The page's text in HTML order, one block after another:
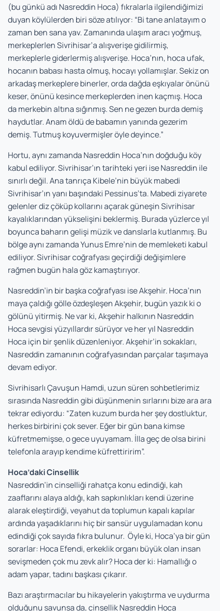
(bu günkü adı Nasreddin Hoca) fıkralarla ilgilendiğimizi
duyan köylülerden biri söze atılıyor: “Bi tane anlatayım o
zaman ben sana yav. Zamanında ulaşım aracı yoğmuş,
merkeplerlen Sivrihisar’a alışverişe gidilirmiş,
merkeplerle giderlermiş alışverişe. Hoca’nın, hoca ufak,
hocanın babası hasta olmuş, hocayı yollamışlar. Sekiz on
arkadaş merkeplere binerler, orda dağda eşkıyalar önünü
keser, önünü kesince merkeplerden inen kaçmış. Hoca
da merkebin altına sığınmış. Sen ne gezen burda demiş
haydutlar. Anam öldü de babamın yanında gezerim
demiş. Tutmuş koyuvermişler öyle deyince.”
Hortu, aynı zamanda Nasreddin Hoca’nın doğduğu köy
kabul ediliyor. Sivrihisar’ın tarihteki yeri ise Nasreddin ile
sınırlı değil. Ana tanrıça Kibele’nin büyük mabedi
Sivrihisar’ın yanı başındaki Pessinus’ta. Mabedi ziyarete
gelenler diz çöküp kollarını açarak güneşin Sivrihisar
kayalıklarından yükselişini beklermiş. Burada yüzlerce yıl
boyunca baharın gelişi müzik ve danslarla kutlanmış. Bu
bölge aynı zamanda Yunus Emre’nin de memleketi kabul
ediliyor. Sivrihisar coğrafyası geçirdiği değişimlere
rağmen bugün hala göz kamaştırıyor.
Nasreddin’in bir başka coğrafyası ise Akşehir. Hoca’nın
maya çaldığı gölle özdeşleşen Akşehir, bugün yazık ki o
gölünü yitirmiş. Ne var ki, Akşehir halkının Nasreddin
Hoca sevgisi yüzyıllardır sürüyor ve her yıl Nasreddin
Hoca için bir şenlik düzenleniyor. Akşehir’in sokakları,
Nasreddin zamanının coğrafyasından parçalar taşımaya
devam ediyor.
Sivrihisarlı Çavuşun Hamdi, uzun süren sohbetlerimiz
sırasında Nasreddin gibi düşünmenin sırlarını bize ara ara
tekrar ediyordu: “Zaten kuzum burda her şey dostluktur,
herkes birbirini çok sever. Eğer bir gün bana kimse
küfretmemişse, o gece uyuyamam. İlla geç de olsa birini
telefonla arayıp kendime küfrettiririm”.
Hoca’daki Cinsellik
Nasreddin’in cinselliği rahatça konu edindiği, kah
zaaflarını alaya aldığı, kah sapkınlıkları kendi üzerine
alarak eleştirdiği, veyahut da toplumun kapalı kapılar
ardında yaşadıklarını hiç bir sansür uygulamadan konu
edindiği çok sayıda fıkra bulunur. Öyle ki, Hoca’ya bir gün
sorarlar: Hoca Efendi, erkeklik organı büyük olan insan
sevişmeden çok mu zevk alır? Hoca der ki: Hamallığı o
adam yapar, tadını başkası çıkarır.
Bazı araştırmacılar bu hikayelerin yakıştırma ve uydurma
olduğunu savunsa da, cinsellik Nasreddin Hoca